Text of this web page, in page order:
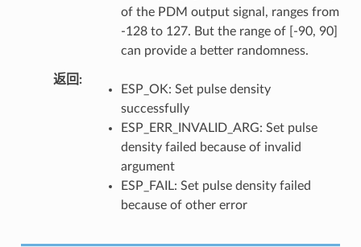
of the PDM output signal, ranges from
-128 to 127. But the range of [-90, 90]
can provide a better randomness.
返回
ESP_OK: Set pulse density
successfully
ESP_ERR_INVALID_ARG: Set pulse
density failed because of invalid
argument
ESP_FAIL: Set pulse density failed
because of other error